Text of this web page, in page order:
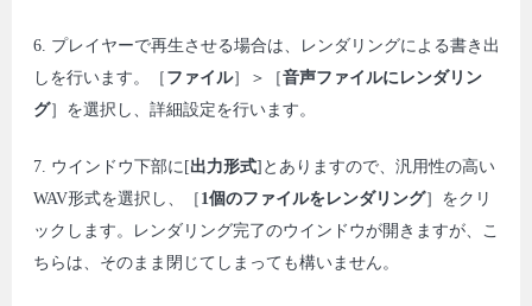
6. プレイヤーで再生させる場合は、レンダリングによる書き出
しを行います。［ ファイル］＞［音声ファイルにレンダリン
グ］を選択し、詳細設定を行います。
7. ウインドウ下部に[出力形式]とありますので、汎用性の高い
WAV形式を選択し、［ 1個のファイルをレンダリング］をクリ
ックします。レンダリング完了のウインドウが開きますが、こ
ちらは、そのまま閉じてしまっても構いません。